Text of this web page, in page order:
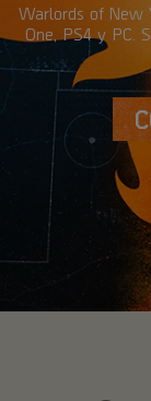
Warlords of New
One, PS4 y PC.